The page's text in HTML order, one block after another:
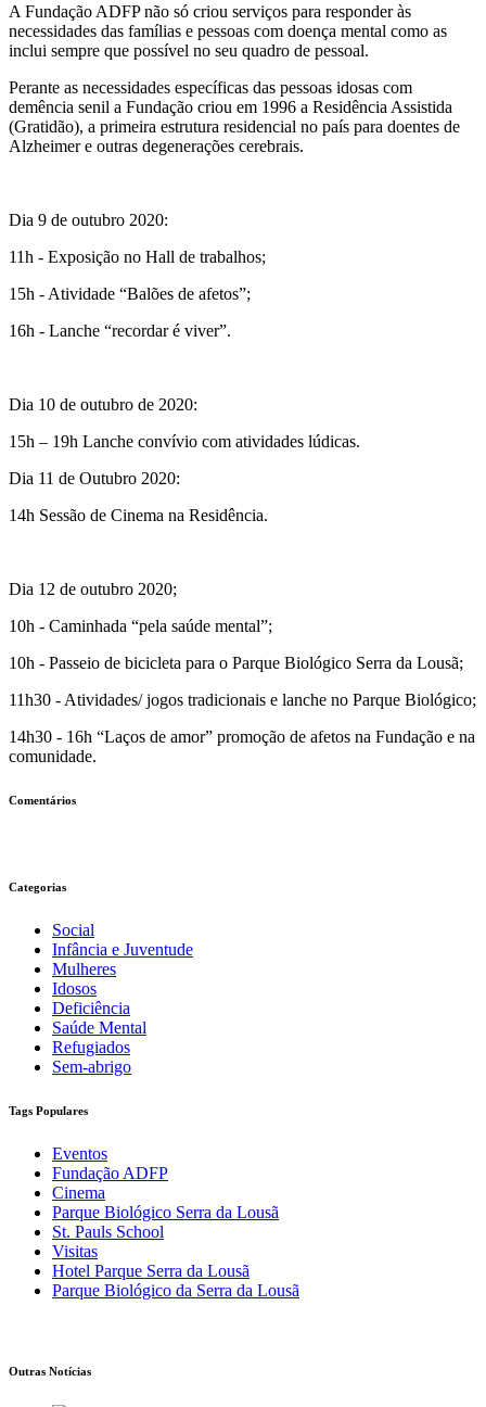
A Fundação ADFP não só criou serviços para responder às
necessidades das famílias e pessoas com doença mental como as
inclui sempre que possível no seu quadro de pessoal.
Perante as necessidades específicas das pessoas idosas com
demência senil a Fundação criou em 1996 a Residência Assistida
(Gratidão), a primeira estrutura residencial no país para doentes de
Alzheimer e outras degenerações cerebrais.
Dia 9 de outubro 2020:
11h - Exposição no Hall de trabalhos;
15h - Atividade “Balões de afetos”;
16h - Lanche “recordar é viver”.
Dia 10 de outubro de 2020:
15h – 19h Lanche convívio com atividades lúdicas.
Dia 11 de Outubro 2020:
14h Sessão de Cinema na Residência.
Dia 12 de outubro 2020;
10h - Caminhada “pela saúde mental”;
10h - Passeio de bicicleta para o Parque Biológico Serra da Lousã;
11h30 - Atividades/ jogos tradicionais e lanche no Parque Biológico;
14h30 - 16h “Laços de amor” promoção de afetos na Fundação e na
comunidade.
Comentários
Categorias
Social
Infância e Juventude
Mulheres
Idosos
Deficiência
Saúde Mental
Refugiados
Sem-abrigo
Tags Populares
Eventos
Fundação ADFP
Cinema
Parque Biológico Serra da Lousã
St. Pauls School
Visitas
Hotel Parque Serra da Lousã
Parque Biológico da Serra da Lousã
Outras Notícias